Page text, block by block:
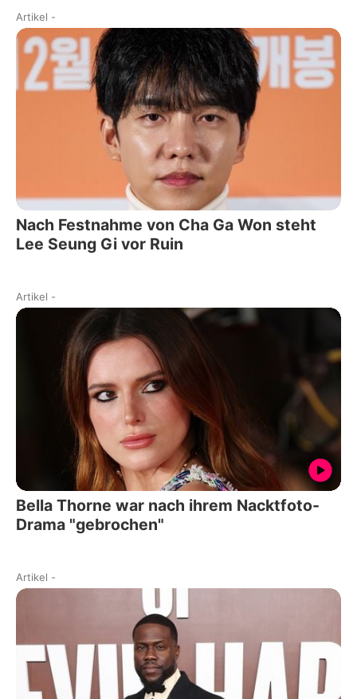
Artikel -
Nach Festnahme von Cha Ga Won steht
Lee Seung Gi vor Ruin
Artikel -
Bella Thorne war nach ihrem Nacktfoto-
Drama "gebrochen"
Artikel -